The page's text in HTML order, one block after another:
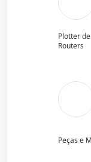
Plotter
Routers
Peças e